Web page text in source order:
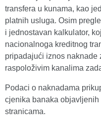
transfera u kunama, kao
platnih usluga. Osim
i jednostavan kalkulator,
nacionalnoga kreditnog
pripadajući iznos naknade
raspoloživim kanalima
Podaci o naknadama
cjenika banaka
stranicama.